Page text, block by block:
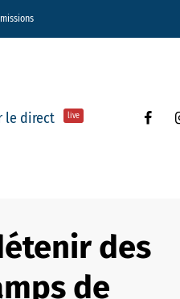
le direct live
des
de